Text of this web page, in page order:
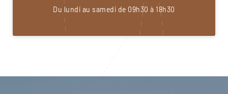
Du lundi au samedi de 09h30 à 18h30